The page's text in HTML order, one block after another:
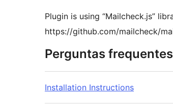
Plugin is using “Mailcheck.js”
https://github.com/mailcheck/
Perguntas frequentes
Installation Instructions